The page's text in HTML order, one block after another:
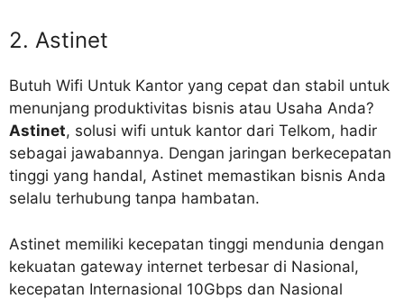
2. Astinet
Butuh Wifi Untuk Kantor yang cepat dan stabil untuk
menunjang produktivitas bisnis atau Usaha Anda?
Astinet, solusi wifi untuk kantor dari Telkom, hadir
sebagai jawabannya. Dengan jaringan berkecepatan
tinggi yang handal, Astinet memastikan bisnis Anda
selalu terhubung tanpa hambatan.
Astinet memiliki kecepatan tinggi mendunia dengan
kekuatan gateway internet terbesar di Nasional,
kecepatan Internasional 10Gbps dan Nasional